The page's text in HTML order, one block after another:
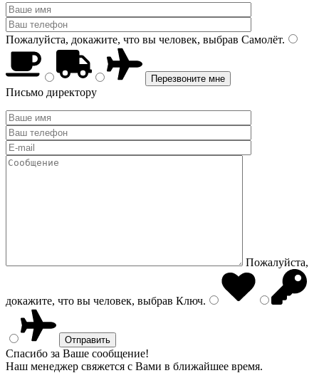
Пожалуйста, докажите, что вы человек, выбрав Самолёт.
Письмо директору
Пожалуйста,
докажите, что вы человек, выбрав Ключ.
Спасибо за Ваше сообщение!
Наш менеджер свяжется с Вами в ближайшее время.